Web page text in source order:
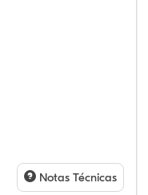
Notas Técnicas